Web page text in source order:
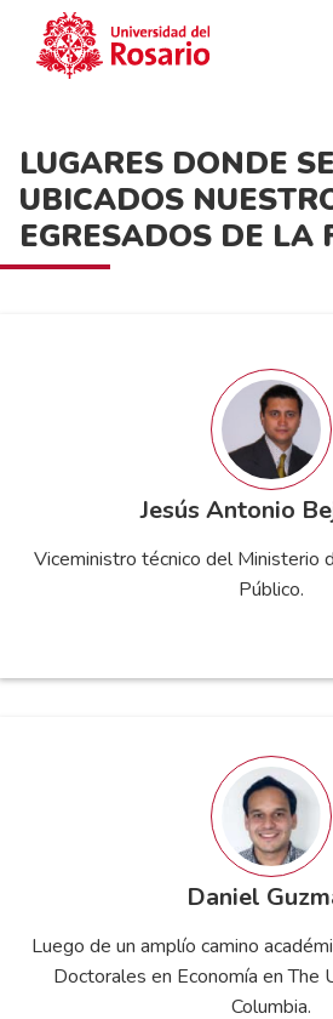
LUGARES DONDE
UBICADOS
EGRESADOS DE LA
Jesús Antonio
Viceministro técnico del Ministerio
Público.
Daniel
Luego de un amplío camino
Doctorales en Economía en The
Columbia.